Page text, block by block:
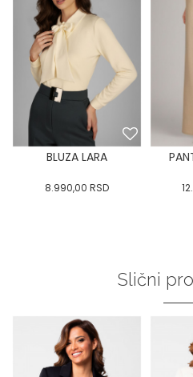
BLUZA LARA
8.990,00 RSD
Slični